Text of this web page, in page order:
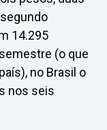
14.295
(o que
no Brasil o
nos seis